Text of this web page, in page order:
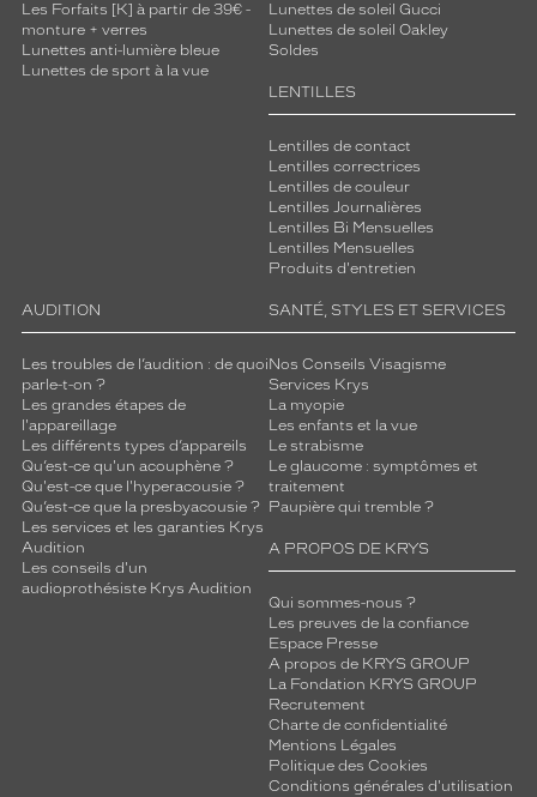
Les Forfaits [K] à partir de 39€ -
monture + verres
Lunettes anti-lumière bleue
Lunettes de sport à la vue
Lunettes de soleil Gucci
Lunettes de soleil Oakley
Soldes
LENTILLES
Lentilles de contact
Lentilles correctrices
Lentilles de couleur
Lentilles Journalières
Lentilles Bi Mensuelles
Lentilles Mensuelles
Produits d'entretien
AUDITION
Les troubles de l’audition : de quoi
parle-t-on ?
Les grandes étapes de
l'appareillage
Les différents types d’appareils
Qu’est-ce qu'un acouphène ?
Qu'est-ce que l'hyperacousie ?
Qu’est-ce que la presbyacousie ?
Les services et les garanties Krys
Audition
Les conseils d'un
audioprothésiste Krys Audition
SANTÉ, STYLES ET SERVICES
Nos Conseils Visagisme
Services Krys
La myopie
Les enfants et la vue
Le strabisme
Le glaucome : symptômes et
traitement
Paupière qui tremble ?
A PROPOS DE KRYS
Qui sommes-nous ?
Les preuves de la confiance
Espace Presse
A propos de KRYS GROUP
La Fondation KRYS GROUP
Recrutement
Charte de confidentialité
Mentions Légales
Politique des Cookies
Conditions générales d'utilisation